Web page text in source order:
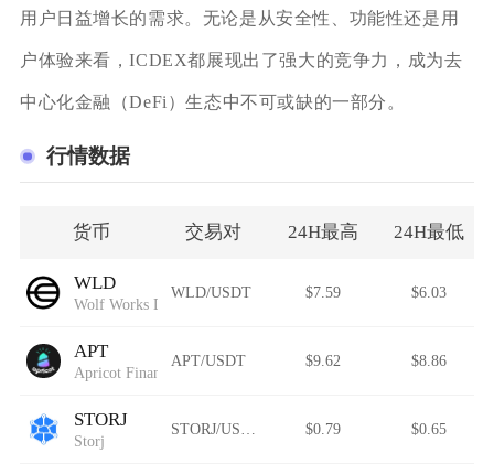
用户日益增长的需求。无论是从安全性、功能性还是用
户体验来看，ICDEX都展现出了强大的竞争力，成为去
中心化金融（DeFi）生态中不可或缺的一部分。
行情数据
货币 交易对 24H最高 24H最低
WLD
Wolf Works DAO
WLD/USDT $7.59 $6.03
APT
Apricot Finance
APT/USDT $9.62 $8.86
STORJ
Storj
$0.79 $0.65